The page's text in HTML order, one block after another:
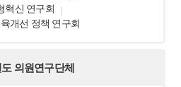
혁신 연구회
개선 정책 연구회
도 의원연구단체